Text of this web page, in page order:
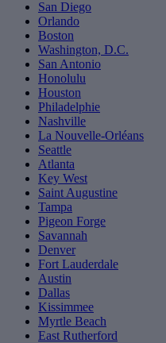
San Diego
Orlando
Boston
Washington, D.C.
San Antonio
Honolulu
Houston
Philadelphie
Nashville
La Nouvelle-Orléans
Seattle
Atlanta
Key West
Saint Augustine
Tampa
Pigeon Forge
Savannah
Denver
Fort Lauderdale
Austin
Dallas
Kissimmee
Myrtle Beach
East Rutherford